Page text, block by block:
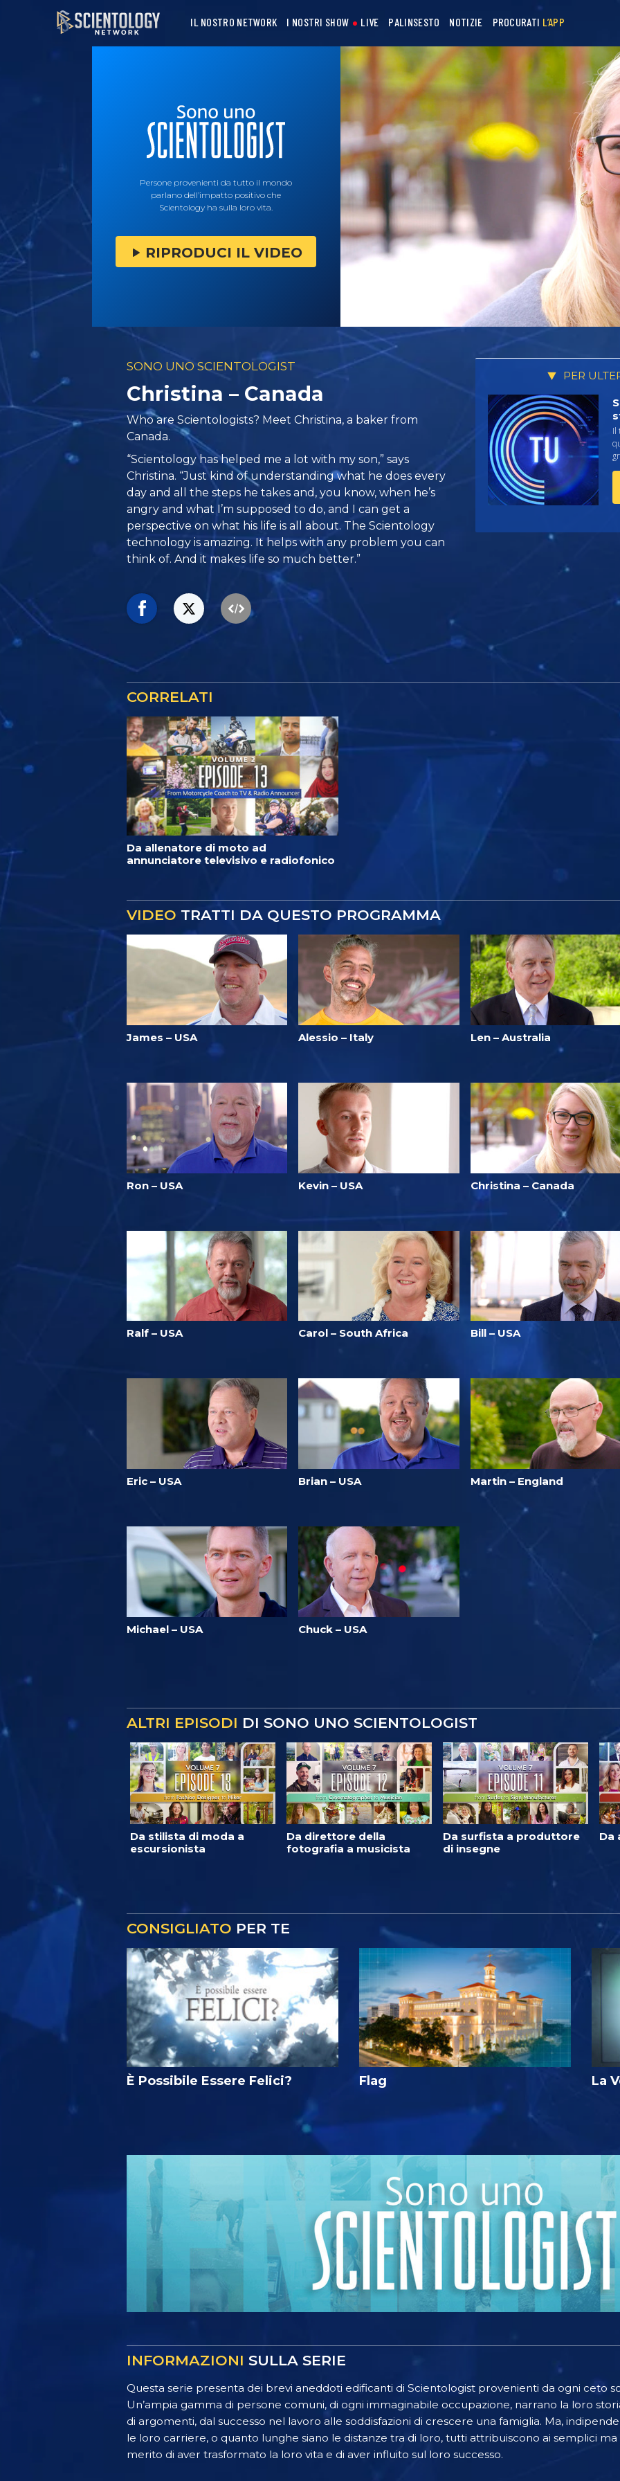
IL NOSTRO NETWORK I NOSTRI SHOW LIVE PALINSESTO NOTIZIE PROCURATI L’APP
Persone provenienti da tutto il mondo
parlano dell’impatto positivo che
Scientology ha sulla loro vita.
RIPRODUCI IL VIDEO
SONO UNO SCIENTOLOGIST
Christina – Canada
Who are Scientologists? Meet Christina, a baker from
Canada.
“Scientology has helped me a lot with my son,” says
Christina. “Just kind of understanding what he does every
day and all the steps he takes and, you know, when he’s
angry and what I’m supposed to do, and I can get a
perspective on what his life is all about. The Scientology
technology is amazing. It helps with any problem you can
think of. And it makes life so much better.”
PER
Il
CORRELATI
Da allenatore di moto ad
annunciatore televisivo e radiofonico
VIDEO TRATTI DA QUESTO PROGRAMMA
James – USA Alessio – Italy Len – Australia
Ron – USA Kevin – USA Christina – Canada
Ralf – USA Carol – South Africa Bill – USA
Eric – USA Brian – USA Martin – England
Michael – USA Chuck – USA
ALTRI EPISODI DI SONO UNO SCIENTOLOGIST
Da stilista di moda a
escursionista
Da direttore della
fotografia a musicista
Da surfista a produttore
di insegne
Da
CONSIGLIATO PER TE
È Possibile Essere Felici? Flag La
INFORMAZIONI SULLA SERIE
Questa serie presenta dei brevi aneddoti edificanti di Scientologist provenienti da ogni ceto
Un’ampia gamma di persone comuni, di ogni immaginabile occupazione, narrano la loro
di argomenti, dal successo nel lavoro alle soddisfazioni di crescere una famiglia. Ma,
le loro carriere, o quanto lunghe siano le distanze tra di loro, tutti attribuiscono ai semplici
merito di aver trasformato la loro vita e di aver influito sul loro successo.